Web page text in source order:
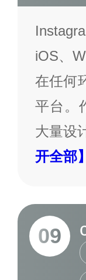
iOS、
在任何
平台。
大量设
开全部】
09